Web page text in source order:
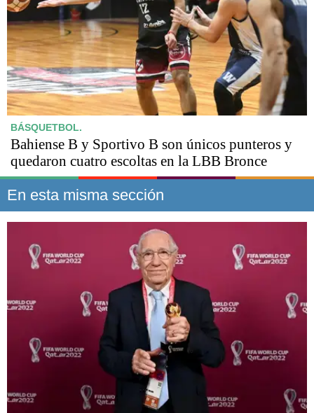
BÁSQUETBOL.
Bahiense B y Sportivo B son únicos punteros y
quedaron cuatro escoltas en la LBB Bronce
En esta misma sección